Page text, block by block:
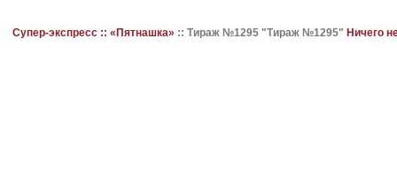
Супер-экспресс :: «Пятнашка» :: Тираж №1295 "Тираж №1295" Ничего